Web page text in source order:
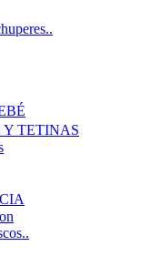
Y TETINAS